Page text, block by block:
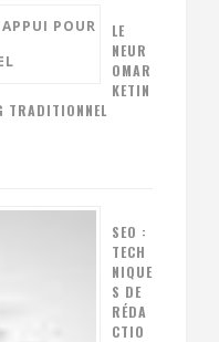
LE
NEUR
OMAR
KETIN
TRADITIONNEL
SEO :
TECH
NIQUE
S DE
RÉDA
CTIO